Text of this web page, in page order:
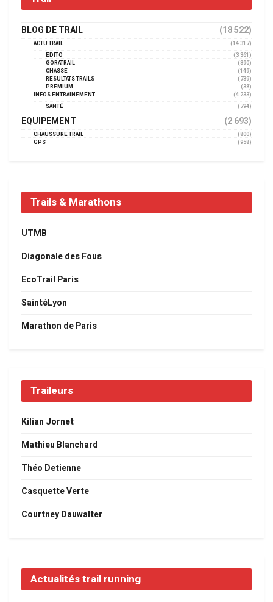
BLOG DE TRAIL (18 522)
ACTU TRAIL
(14 317)
EDITO
(3 361)
GORATRAIL
(390)
CHASSE
(149)
RÉSULTATS TRAILS
(739)
PREMIUM
(38)
INFOS ENTRAINEMENT
(4 233)
SANTÉ
(794)
EQUIPEMENT (2 693)
CHAUSSURE TRAIL
(800)
GPS
(958)
Trails & Marathons
UTMB
Diagonale des Fous
EcoTrail Paris
SaintéLyon
Marathon de Paris
Traileurs
Kilian Jornet
Mathieu Blanchard
Théo Detienne
Casquette Verte
Courtney Dauwalter
Actualités trail running